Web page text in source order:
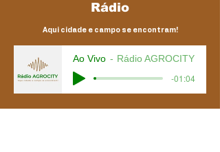
Rádio
Aqui cidade e campo se encontram!
Ao Vivo Rádio AGROCITY
-01:04